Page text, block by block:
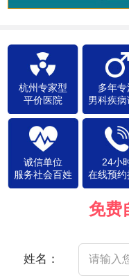
杭州专家型
平价医院
多年专
男科疾病
诚信单位
服务社会百姓
24小
在线预约
免费
姓名：